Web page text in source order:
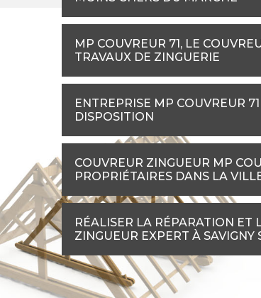
MP COUVREUR 71, LE
TRAVAUX DE ZINGUERIE
ENTREPRISE MP COUVREUR
DISPOSITION
COUVREUR ZINGUEUR MP
PROPRIÉTAIRES DANS LA
RÉALISER LA RÉPARATION ET
ZINGUEUR EXPERT À SAVIGNY